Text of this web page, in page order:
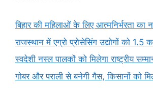
बिहार की महिलाओं के लिए आत्मनिर्भरता का
राजस्थान में एग्रो प्रोसेसिंग उद्योगों को
स्वदेशी नस्ल पालकों को मिलेगा राष्ट्रीय
गोबर और पराली से बनेगी गैस, किसानों को